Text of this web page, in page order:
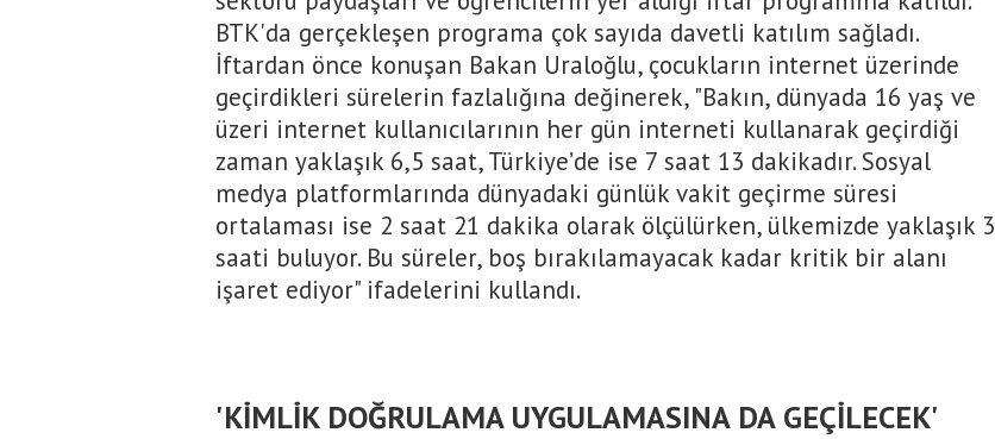
BTK'da gerçekleşen programa çok sayıda davetli katılım sağladı.
İftardan önce konuşan Bakan Uraloğlu, çocukların internet üzerinde
geçirdikleri sürelerin fazlalığına değinerek, "Bakın, dünyada 16 yaş ve
üzeri internet kullanıcılarının her gün interneti kullanarak geçirdiği
zaman yaklaşık 6,5 saat, Türkiye’de ise 7 saat 13 dakikadır. Sosyal
medya platformlarında dünyadaki günlük vakit geçirme süresi
ortalaması ise 2 saat 21 dakika olarak ölçülürken, ülkemizde yaklaşık 3
saati buluyor. Bu süreler, boş bırakılamayacak kadar kritik bir alanı
işaret ediyor" ifadelerini kullandı.
'KİMLİK DOĞRULAMA UYGULAMASINA DA GEÇİLECEK'